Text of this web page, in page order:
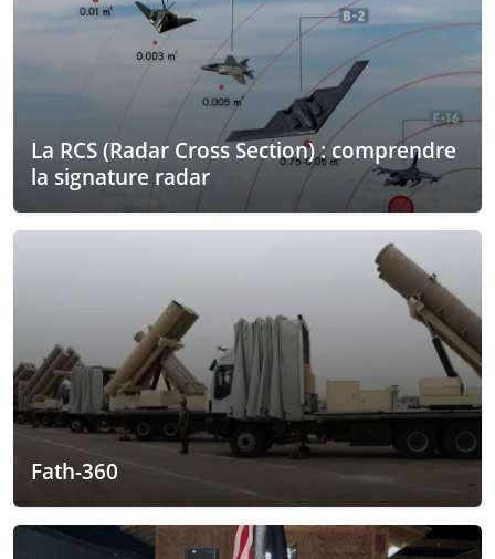
La RCS (Radar Cross Section) : comprendre
la signature radar
Fath-360